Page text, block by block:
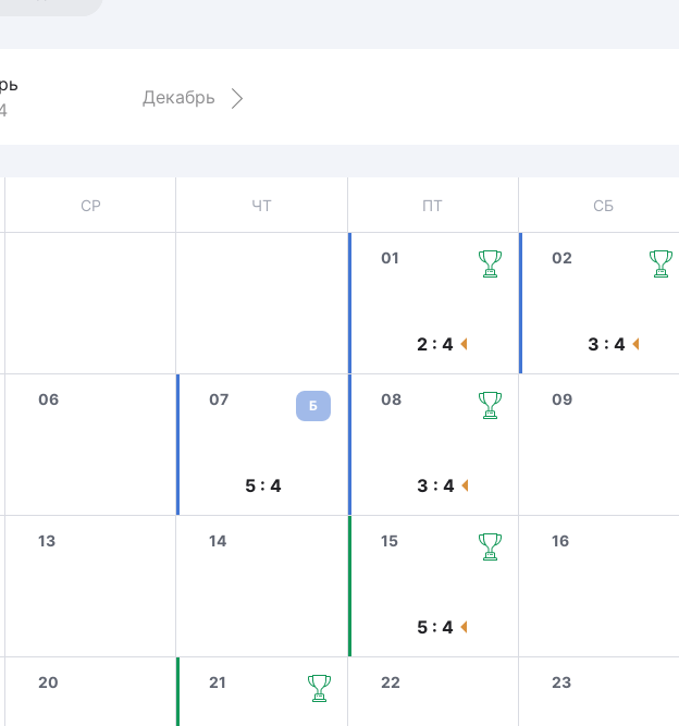
Декабрь
СР ЧТ ПТ СБ
01
2 : 4
02
3 : 4
06 07 Б
5 : 4
08
3 : 4
09
13 14 15
5 : 4
16
20 21 22 23